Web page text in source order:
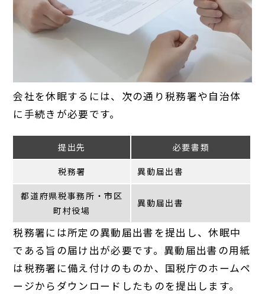
会社を休眠するには、次の通り税務署や自治体
に手続きが必要です。
提出先 必要書類
税務署 異動届出書
都道府県税事務所・市区
町村役場
異動届出書
税務署には所定の異動届出書を提出し、休眠中
である旨の届け出が必要です。異動届出書の用紙
は税務署に備え付けのものか、国税庁のホームペ
ージからダウンロードしたものを提出します。